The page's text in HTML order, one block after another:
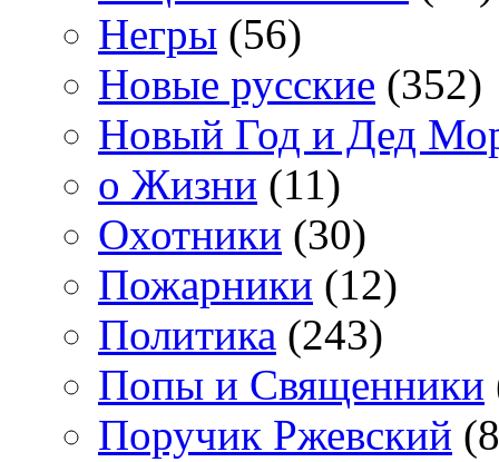
Негры (56)
Новые русские (352)
Новый Год и Дед
о Жизни (11)
Охотники (30)
Пожарники (12)
Политика (243)
Попы и Священники
Поручик Ржевский